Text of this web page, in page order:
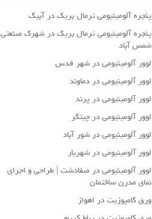
پنجره آلومینیومی ترمال بریک در آبیک
پنجره آلومینیومی ترمال بریک در شهرک صنعتی
شمس آباد
لوور آلومینیومی در شهر قدس
لوور آلومینیومی در دماوند
لوور آلومینیومی در پرند
لوور آلومینیومی در چیتگر
لوور آلومینیومی در شور آباد
لوور آلومينيومي در شهريار
لوور آلومینیومی در صفادشت | طراحی و اجرای
نمای مدرن ساختمان
ورق کامپوزیت در اهواز